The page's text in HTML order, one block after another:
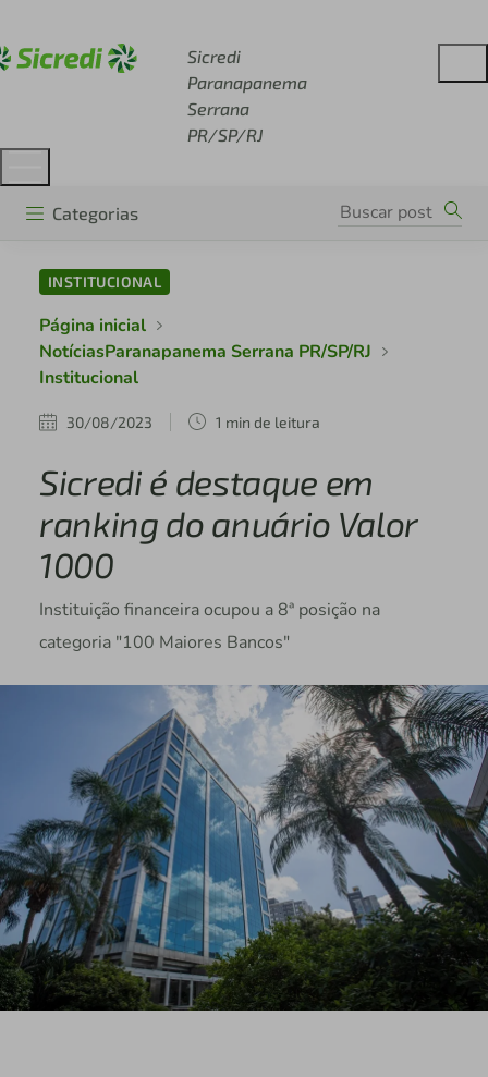
Sicredi
Paranapanema
Serrana
PR/SP/RJ
Categorias
INSTITUCIONAL
Página inicial
NotíciasParanapanema Serrana PR/SP/RJ
Institucional
30/08/2023 1 min de leitura
Sicredi é destaque em
ranking do anuário Valor
1000
Instituição financeira ocupou a 8ª posição na
categoria "100 Maiores Bancos"